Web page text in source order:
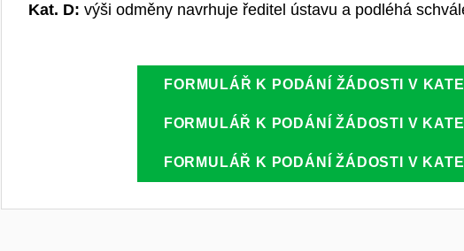
Kat. D: výši odměny navrhuje ředitel ústavu a podléhá
FORMULÁŘ K PODÁNÍ ŽÁDOSTI V
FORMULÁŘ K PODÁNÍ ŽÁDOSTI V
FORMULÁŘ K PODÁNÍ ŽÁDOSTI V